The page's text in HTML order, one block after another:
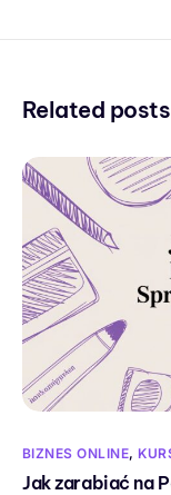
Related posts
BIZNES ONLINE,
Jak zarabiać na